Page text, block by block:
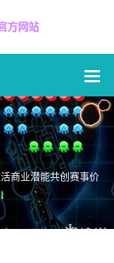
商业潜能共创赛事价